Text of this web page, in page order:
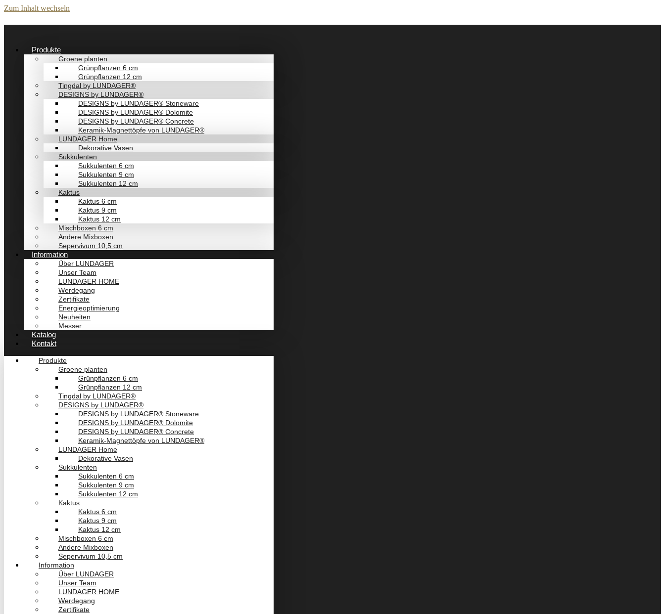
Zum Inhalt wechseln
Produkte
Groene planten
Grünpflanzen 6 cm
Grünpflanzen 12 cm
Tingdal by LUNDAGER®
DESIGNS by LUNDAGER®
DESIGNS by LUNDAGER® Stoneware
DESIGNS by LUNDAGER® Dolomite
DESIGNS by LUNDAGER® Concrete
Keramik-Magnettöpfe von LUNDAGER®
LUNDAGER Home
Dekorative Vasen
Sukkulenten
Sukkulenten 6 cm
Sukkulenten 9 cm
Sukkulenten 12 cm
Kaktus
Kaktus 6 cm
Kaktus 9 cm
Kaktus 12 cm
Mischboxen 6 cm
Andere Mixboxen
Sepervivum 10,5 cm
Information
Über LUNDAGER
Unser Team
LUNDAGER HOME
Werdegang
Zertifikate
Energieoptimierung
Neuheiten
Messer
Katalog
Kontakt
Produkte
Groene planten
Grünpflanzen 6 cm
Grünpflanzen 12 cm
Tingdal by LUNDAGER®
DESIGNS by LUNDAGER®
DESIGNS by LUNDAGER® Stoneware
DESIGNS by LUNDAGER® Dolomite
DESIGNS by LUNDAGER® Concrete
Keramik-Magnettöpfe von LUNDAGER®
LUNDAGER Home
Dekorative Vasen
Sukkulenten
Sukkulenten 6 cm
Sukkulenten 9 cm
Sukkulenten 12 cm
Kaktus
Kaktus 6 cm
Kaktus 9 cm
Kaktus 12 cm
Mischboxen 6 cm
Andere Mixboxen
Sepervivum 10,5 cm
Information
Über LUNDAGER
Unser Team
LUNDAGER HOME
Werdegang
Zertifikate